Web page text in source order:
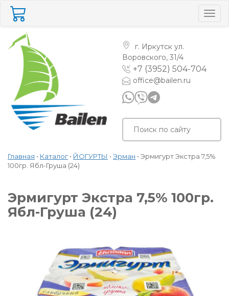
г. Иркутск ул.
Воровского, 31/4
+7 (3952) 504-704
office@bailen.ru
Главная • Каталог • ЙОГУРТЫ • Эрман • Эрмигурт Экстра 7,5%
100гр. Ябл-Груша (24)
Эрмигурт Экстра 7,5% 100гр.
Ябл-Груша (24)